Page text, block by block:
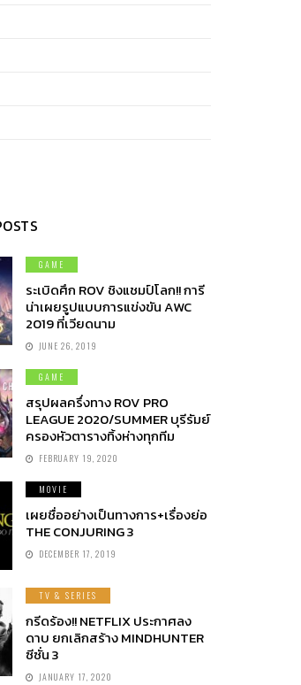
GAME
ระเบิดศึก ROV ชิงแชมป์โลก!! การี
น่าเผยรูปแบบการแข่งขัน AWC
2019 ที่เวียดนาม
JUNE 26, 2019
GAME
สรุปผลครึ่งทาง ROV PRO
LEAGUE 2020/SUMMER บุรีรัมย์
ครองหัวตารางทิ้งห่างทุกทีม
FEBRUARY 19, 2020
MOVIE
เผยชื่ออย่างเป็นทางการ+เรื่องย่อ
THE CONJURING 3
DECEMBER 17, 2019
TV & SERIES
กรีดร้อง!! NETFLIX ประกาศลง
ดาบ ยกเลิกสร้าง MINDHUNTER
ซีซั่น 3
JANUARY 17, 2020